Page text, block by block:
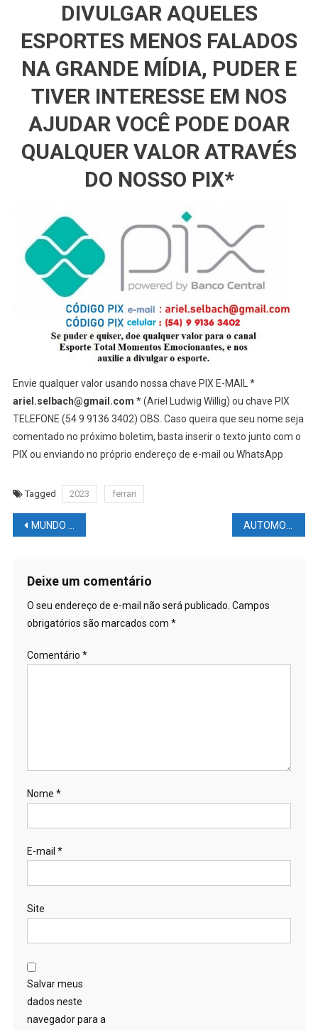
DIVULGAR AQUELES
ESPORTES MENOS FALADOS
NA GRANDE MÍDIA, PUDER E
TIVER INTERESSE EM NOS
AJUDAR VOCÊ PODE DOAR
QUALQUER VALOR ATRAVÉS
DO NOSSO PIX*
Envie qualquer valor usando nossa chave PIX E-MAIL *
ariel.selbach@gmail.com * (Ariel Ludwig Willig) ou chave PIX
TELEFONE (54 9 9136 3402) OBS. Caso queira que seu nome seja
comentado no próximo boletim, basta inserir o texto junto com o
PIX ou enviando no próprio endereço de e-mail ou WhatsApp
Tagged 2023 ferrari
Navegação
Post
MUNDO DAS LUTAS – UFC: Israel Adesanya quer vingança
Deixe um comentário
O seu endereço de e-mail não será publicado. Campos
obrigatórios são marcados com *
Comentário *
Nome *
E-mail *
Site
Salvar meus
dados neste
navegador para a